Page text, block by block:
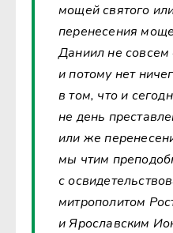
мощей святого
перенесения
Даниил не
и потому нет
в том, что и
не день
или же
мы чтим
с
митрополитом
и Ярославским